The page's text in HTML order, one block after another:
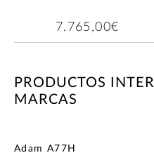
7.765,00€
PRODUCTOS
MARCAS
Adam A77H